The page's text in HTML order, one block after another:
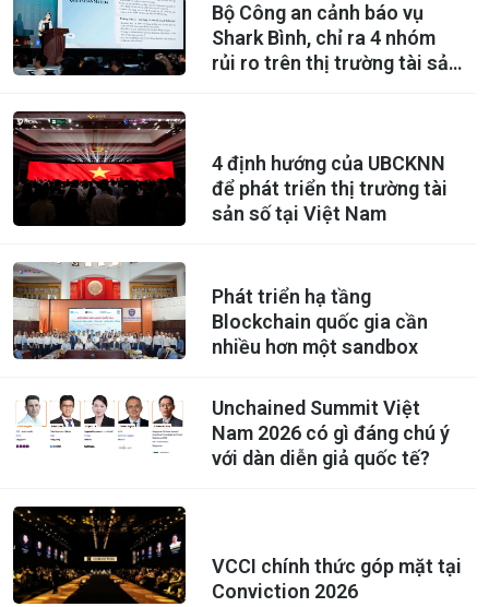
Bộ Công an cảnh báo vụ
Shark Bình, chỉ ra 4 nhóm
rủi ro trên thị trường tài sản
4 định hướng của UBCKNN
để phát triển thị trường tài
sản số tại Việt Nam
Phát triển hạ tầng
Blockchain quốc gia cần
nhiều hơn một sandbox
Unchained Summit Việt
Nam 2026 có gì đáng chú ý
với dàn diễn giả quốc tế?
VCCI chính thức góp mặt tại
Conviction 2026